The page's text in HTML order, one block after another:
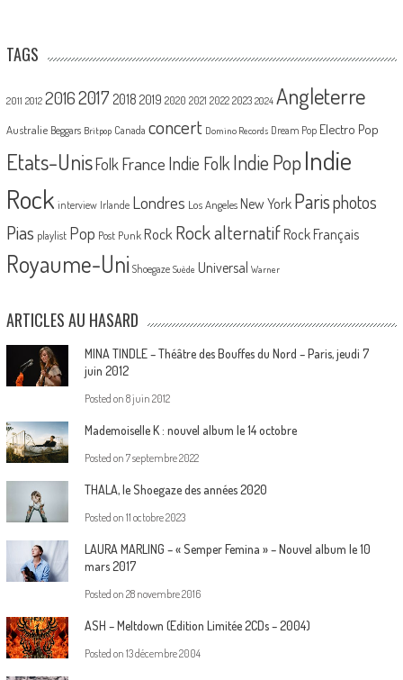
TAGS
2011 2012 20162017 2018 2019 2020 2021 2022 2023 2024 Angleterre
Australie Beggars Britpop Canada concert Domino Records Dream Pop Electro Pop
Etats-UnisFolk France Indie FolkIndie PopIndie
Rock interview Irlande Londres Los Angeles New York Parisphotos
Pias playlist Pop Post Punk Rock Rock alternatif Rock Français
Royaume-Uni Shoegaze Suède Universal Warner
ARTICLES AU HASARD
MINA TINDLE – Théâtre des Bouffes du Nord – Paris, jeudi 7
juin 2012
Posted on 8 juin 2012
Mademoiselle K : nouvel album le 14 octobre
Posted on 7 septembre 2022
THALA, le Shoegaze des années 2020
Posted on 11 octobre 2023
LAURA MARLING – « Semper Femina » – Nouvel album le 10
mars 2017
Posted on 28 novembre 2016
ASH – Meltdown (Edition Limitée 2CDs – 2004)
Posted on 13 décembre 2004